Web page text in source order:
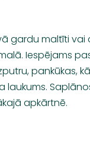
gardu maltīti vai
Iespējams
pankūkas,
laukums.
apkārtnē.